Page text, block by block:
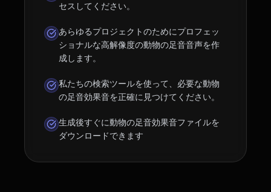
セスしてください。
あらゆるプロジェクトのためにプロフェッ
ショナルな高解像度の動物の足音音声を作
成します。
私たちの検索ツールを使って、必要な動物
の足音効果音を正確に見つけてください。
生成後すぐに動物の足音効果音ファイルを
ダウンロードできます